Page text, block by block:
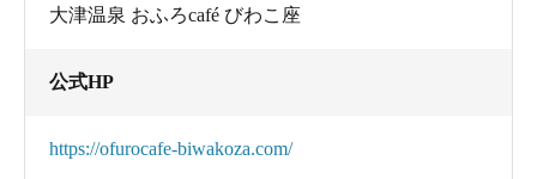
大津温泉 おふろcafé びわこ座
公式HP
https://ofurocafe-biwakoza.com/